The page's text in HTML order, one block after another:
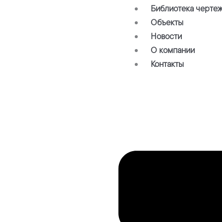
Библиотека
Объекты
Новости
О компании
Контакты